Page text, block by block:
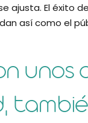
ajusta. El éxito
así como el
unos